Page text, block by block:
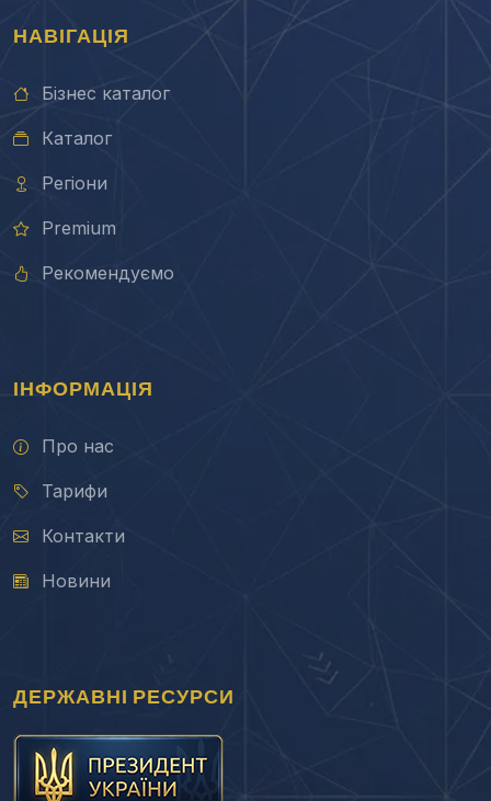
НАВІГАЦІЯ
Бізнес каталог
Каталог
Регіони
Premium
Рекомендуємо
ІНФОРМАЦІЯ
Про нас
Тарифи
Контакти
Новини
ДЕРЖАВНІ РЕСУРСИ